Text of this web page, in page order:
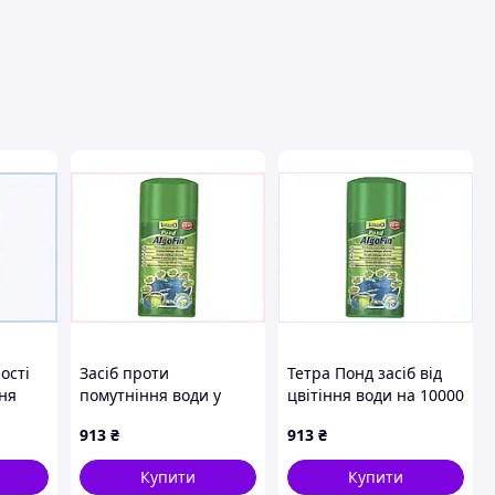
Засіб проти
помутніння води у
AlgoFin 88AX36266
913 ₴
Купити
Тетра Понд засіб від
цвітіння води на 10000
8P83626T6
913 ₴
Купити